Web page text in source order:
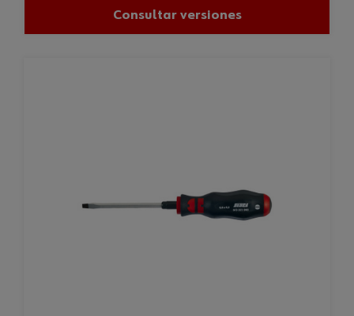
Consultar versiones